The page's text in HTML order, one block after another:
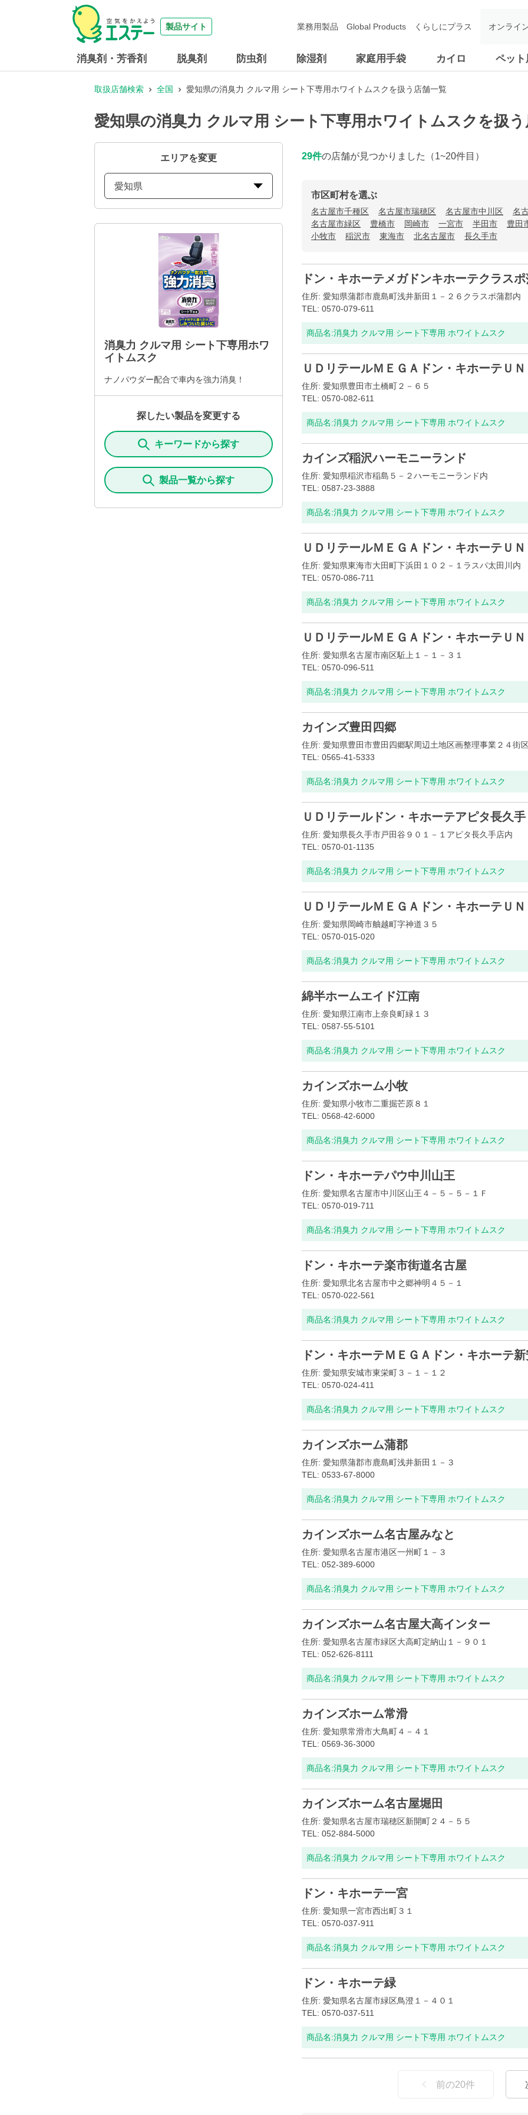
製品サイト
消臭剤・芳香剤 脱臭剤 防虫剤 除湿剤 家庭用手袋 カイロ ペット
業務用製品 Global Products くらしにプラス オンライ
取扱店舗検索 全国 愛知県の消臭力 クルマ用 シート下専用ホワイトムスクを扱う店舗一覧
愛知県の消臭力 クルマ用 シート下専用ホワイトムスクを扱
エリアを変更
愛知県
消臭力 クルマ用 シート下専用ホワ
イトムスク
ナノパウダー配合で車内を強力消臭！
探したい製品を変更する
キーワードから探す
製品一覧から探す
29件の店舗が見つかりました （1~20件目）
市区町村を選ぶ
名古屋市千種区 名古屋市瑞穂区 名古屋市中川区
名
名古屋市緑区
豊橋市 岡崎市 一宮市 半田市
豊田
小牧市
稲沢市 東海市 北名古屋市 長久手市
ドン・キホーテメガドンキホーテクラス
住所: 愛知県蒲郡市鹿島町浅井新田１－２６クラスポ蒲郡内
TEL: 0570-079-611
商品名:消臭力 クルマ用 シート下専用 ホワイトムスク
ＵＤリテールＭＥＧＡドン・キホーテＵ
住所: 愛知県豊田市土橋町２－６５
TEL: 0570-082-611
商品名:消臭力 クルマ用 シート下専用 ホワイトムスク
カインズ稲沢ハーモニーランド
住所: 愛知県稲沢市稲島５－２ハーモニーランド内
TEL: 0587-23-3888
商品名:消臭力 クルマ用 シート下専用 ホワイトムスク
ＵＤリテールＭＥＧＡドン・キホーテＵ
住所: 愛知県東海市大田町下浜田１０２－１ラスパ太田川内
TEL: 0570-086-711
商品名:消臭力 クルマ用 シート下専用 ホワイトムスク
ＵＤリテールＭＥＧＡドン・キホーテＵ
住所: 愛知県名古屋市南区駈上１－１－３１
TEL: 0570-096-511
商品名:消臭力 クルマ用 シート下専用 ホワイトムスク
カインズ豊田四郷
住所: 愛知県豊田市豊田四郷駅周辺土地区画整理事業２４街
TEL: 0565-41-5333
商品名:消臭力 クルマ用 シート下専用 ホワイトムスク
ＵＤリテールドン・キホーテアピタ長久手
住所: 愛知県長久手市戸田谷９０１－１アピタ長久手店内
TEL: 0570-01-1135
商品名:消臭力 クルマ用 シート下専用 ホワイトムスク
ＵＤリテールＭＥＧＡドン・キホーテＵ
住所: 愛知県岡崎市舳越町字神道３５
TEL: 0570-015-020
商品名:消臭力 クルマ用 シート下専用 ホワイトムスク
綿半ホームエイド江南
住所: 愛知県江南市上奈良町緑１３
TEL: 0587-55-5101
商品名:消臭力 クルマ用 シート下専用 ホワイトムスク
カインズホーム小牧
住所: 愛知県小牧市二重掘芒原８１
TEL: 0568-42-6000
商品名:消臭力 クルマ用 シート下専用 ホワイトムスク
ドン・キホーテパウ中川山王
住所: 愛知県名古屋市中川区山王４－５－５－１Ｆ
TEL: 0570-019-711
商品名:消臭力 クルマ用 シート下専用 ホワイトムスク
ドン・キホーテ楽市街道名古屋
住所: 愛知県北名古屋市中之郷神明４５－１
TEL: 0570-022-561
商品名:消臭力 クルマ用 シート下専用 ホワイトムスク
ドン・キホーテＭＥＧＡドン・キホーテ
住所: 愛知県安城市東栄町３－１－１２
TEL: 0570-024-411
商品名:消臭力 クルマ用 シート下専用 ホワイトムスク
カインズホーム蒲郡
住所: 愛知県蒲郡市鹿島町浅井新田１－３
TEL: 0533-67-8000
商品名:消臭力 クルマ用 シート下専用 ホワイトムスク
カインズホーム名古屋みなと
住所: 愛知県名古屋市港区一州町１－３
TEL: 052-389-6000
商品名:消臭力 クルマ用 シート下専用 ホワイトムスク
カインズホーム名古屋大高インター
住所: 愛知県名古屋市緑区大高町定納山１－９０１
TEL: 052-626-8111
商品名:消臭力 クルマ用 シート下専用 ホワイトムスク
カインズホーム常滑
住所: 愛知県常滑市大鳥町４－４１
TEL: 0569-36-3000
商品名:消臭力 クルマ用 シート下専用 ホワイトムスク
カインズホーム名古屋堀田
住所: 愛知県名古屋市瑞穂区新開町２４－５５
TEL: 052-884-5000
商品名:消臭力 クルマ用 シート下専用 ホワイトムスク
ドン・キホーテ一宮
住所: 愛知県一宮市西出町３１
TEL: 0570-037-911
商品名:消臭力 クルマ用 シート下専用 ホワイトムスク
ドン・キホーテ緑
住所: 愛知県名古屋市緑区鳥澄１－４０１
TEL: 0570-037-511
商品名:消臭力 クルマ用 シート下専用 ホワイトムスク
前の20件